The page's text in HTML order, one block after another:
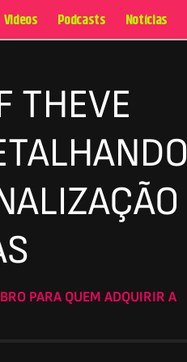
Videos Podcasts Notícias
THEVE
PARA QUEM ADQUIRIR A